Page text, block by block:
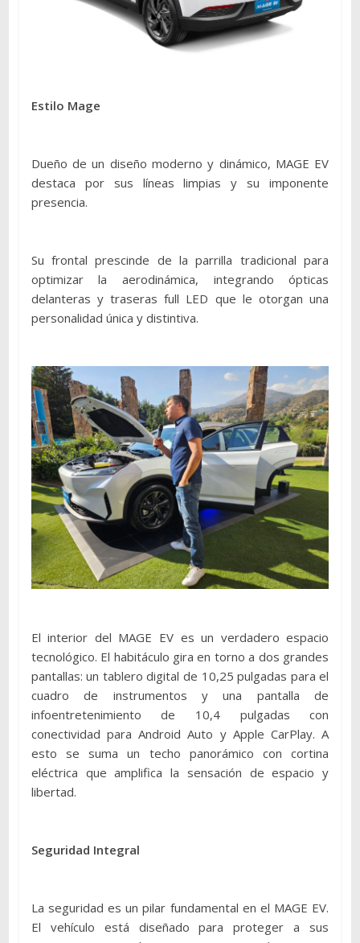
Estilo Mage
Dueño de un diseño moderno y dinámico, MAGE EV
destaca por sus líneas limpias y su imponente
presencia.
Su frontal prescinde de la parrilla tradicional para
optimizar la aerodinámica, integrando ópticas
delanteras y traseras full LED que le otorgan una
personalidad única y distintiva.
El interior del MAGE EV es un verdadero espacio
tecnológico. El habitáculo gira en torno a dos grandes
pantallas: un tablero digital de 10,25 pulgadas para el
cuadro de instrumentos y una pantalla de
infoentretenimiento de 10,4 pulgadas con
conectividad para Android Auto y Apple CarPlay. A
esto se suma un techo panorámico con cortina
eléctrica que amplifica la sensación de espacio y
libertad.
Seguridad Integral
La seguridad es un pilar fundamental en el MAGE EV.
El vehículo está diseñado para proteger a sus